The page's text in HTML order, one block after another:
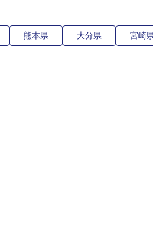
熊本県 大分県 宮崎